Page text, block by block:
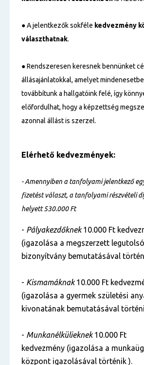
● A jelentkezők sokféle kedvezmény
választhatnak.
● Rendszeresen keresnek bennünket
állásajánlatokkal, amelyet
továbbítunk a hallgatóink felé, így
előfordulhat, hogy a képzettség
azonnal állást is szerzel.
Elérhető kedvezmények:
- Amennyiben a tanfolyami jelentkező
fizetést választ, a tanfolyami részvételi
helyett 530.000 Ft
- Pályakezdőknek10.000 Ft
(igazolása a megszerzett legutolsó
bizonyítvány bemutatásával
- Kismamáknak10.000 Ft
(igazolása a gyermek születési
kivonatának bemutatásával
- Munkanélkülieknek10.000 Ft
kedvezmény (igazolása a
központ igazolásával történik ).